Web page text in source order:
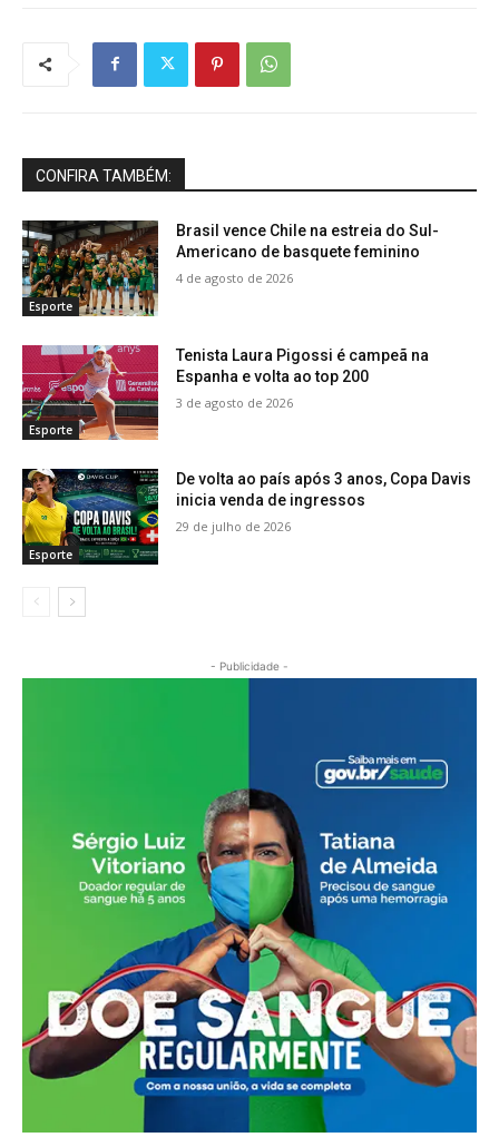
CONFIRA TAMBÉM:
Esporte
Brasil vence Chile na estreia do Sul-
Americano de basquete feminino
4 de agosto de 2026
Esporte
Tenista Laura Pigossi é campeã na
Espanha e volta ao top 200
3 de agosto de 2026
Esporte
De volta ao país após 3 anos, Copa Davis
inicia venda de ingressos
29 de julho de 2026
- Publicidade -